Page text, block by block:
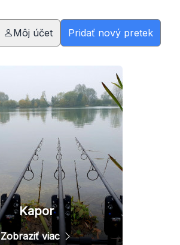
Môj účet Pridať nový pretek
Kapor
Zobraziť viac